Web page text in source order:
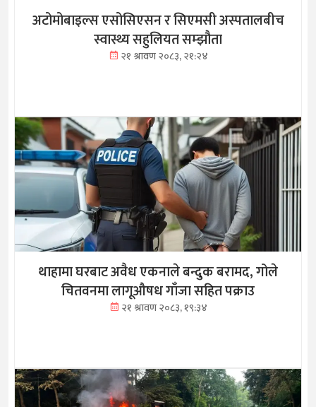
अटोमोबाइल्स एसोसिएसन र सिएमसी अस्पतालबीच
स्वास्थ्य सहुलियत सम्झौता
२१ श्रावण २०८३, २१:२४
थाहामा घरबाट अवैध एकनाले बन्दुक बरामद, गोले
चितवनमा लागूऔषध गाँजा सहित पक्राउ
२१ श्रावण २०८३, १९:३४